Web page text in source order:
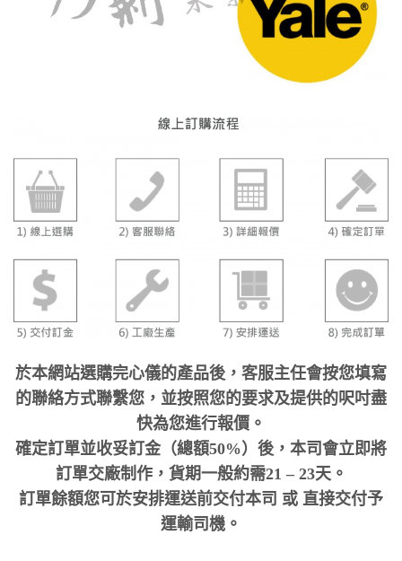
於本網站選購完心儀的產品後，客服主任會按您填寫
的聯絡方式聯繫您，並按照您的要求及提供的呎吋盡
快為您進行報價。
確定訂單並收妥訂金（總額50%）後，本司會立即將
訂單交廠制作，貨期一般約需21 – 23天。
訂單餘額您可於安排運送前交付本司 或 直接交付予
運輸司機。